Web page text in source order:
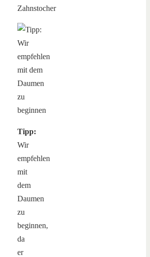
Zahnstocher
Tipp:
Wir
empfehlen
mit
dem
Daumen
zu
beginnen,
da
er